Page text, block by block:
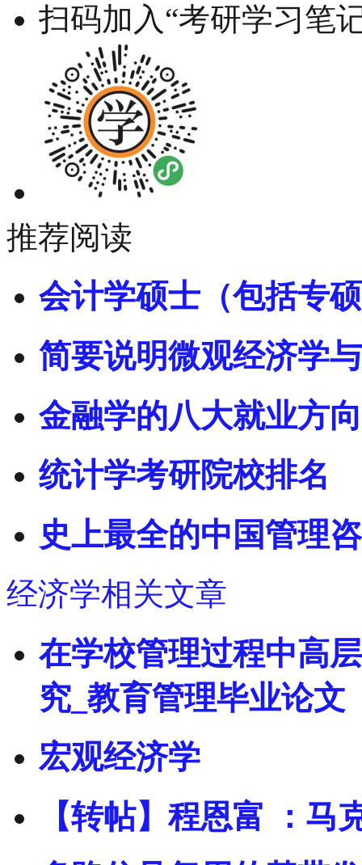
扫码加入“考研学习笔
推荐阅读
会计学硕士（包括专
简要说明微观经济学
金融学的八大就业方
统计学考研院校排名
史上最全的中国管理
经济学相关文章
在学校管理过程中高
究_教育管理毕业论文
宏观经济学
【转帖】程恩富 ：